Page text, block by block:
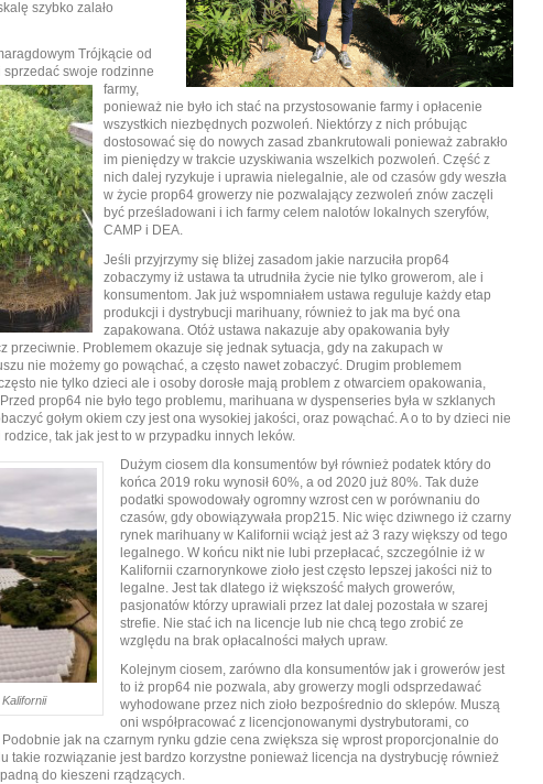
szybko zalało
Trójkącie od
sprzedać swoje rodzinne
farmy,
ponieważ nie było ich stać na przystosowanie farmy i opłacenie
wszystkich niezbędnych pozwoleń. Niektórzy z nich próbując
dostosować się do nowych zasad zbankrutowali ponieważ zabrakło
im pieniędzy w trakcie uzyskiwania wszelkich pozwoleń. Część z
nich dalej ryzykuje i uprawia nielegalnie, ale od czasów gdy weszła
w życie prop64 growerzy nie pozwalający zezwoleń znów zaczęli
być prześladowani i ich farmy celem nalotów lokalnych szeryfów,
CAMP i DEA.
Jeśli przyjrzymy się bliżej zasadom jakie narzuciła prop64
zobaczymy iż ustawa ta utrudniła życie nie tylko growerom, ale i
konsumentom. Jak już wspomniałem ustawa reguluje każdy etap
produkcji i dystrybucji marihuany, również to jak ma być ona
zapakowana. Otóż ustawa nakazuje aby opakowania były
przeciwnie. Problemem okazuje się jednak sytuacja, gdy na zakupach w
nie możemy go powąchać, a często nawet zobaczyć. Drugim problemem
nie tylko dzieci ale i osoby dorosłe mają problem z otwarciem opakowania,
prop64 nie było tego problemu, marihuana w dyspenseries była w szklanych
gołym okiem czy jest ona wysokiej jakości, oraz powąchać. A o to by dzieci nie
tak jak jest to w przypadku innych leków.
Dużym ciosem dla konsumentów był również podatek który do
końca 2019 roku wynosił 60%, a od 2020 już 80%. Tak duże
podatki spowodowały ogromny wzrost cen w porównaniu do
czasów, gdy obowiązywała prop215. Nic więc dziwnego iż czarny
rynek marihuany w Kalifornii wciąż jest aż 3 razy większy od tego
legalnego. W końcu nikt nie lubi przepłacać, szczególnie iż w
Kalifornii czarnorynkowe zioło jest często lepszej jakości niż to
legalne. Jest tak dlatego iż większość małych growerów,
pasjonatów którzy uprawiali przez lat dalej pozostała w szarej
strefie. Nie stać ich na licencje lub nie chcą tego zrobić ze
względu na brak opłacalności małych upraw.
Kolejnym ciosem, zarówno dla konsumentów jak i growerów jest
to iż prop64 nie pozwala, aby growerzy mogli odsprzedawać
wyhodowane przez nich zioło bezpośrednio do sklepów. Muszą
oni współpracować z licencjonowanymi dystrybutorami, co
jak na czarnym rynku gdzie cena zwiększa się wprost proporcjonalnie do
takie rozwiązanie jest bardzo korzystne ponieważ licencja na dystrybucję również
do kieszeni rządzących.